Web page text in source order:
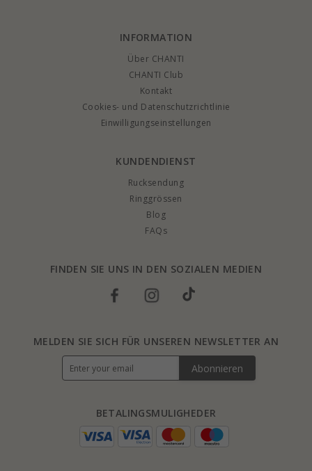
INFORMATION
Über CHANTI
CHANTI Club
Kontakt
Cookies- und Datenschutzrichtlinie
Einwilligungseinstellungen
KUNDENDIENST
Rucksendung
Ringgrössen
Blog
FAQs
FINDEN SIE UNS IN DEN SOZIALEN MEDIEN
BETALINGSMULIGHEDER
MELDEN SIE SICH FÜR UNSEREN NEWSLETTER AN
Abonnieren